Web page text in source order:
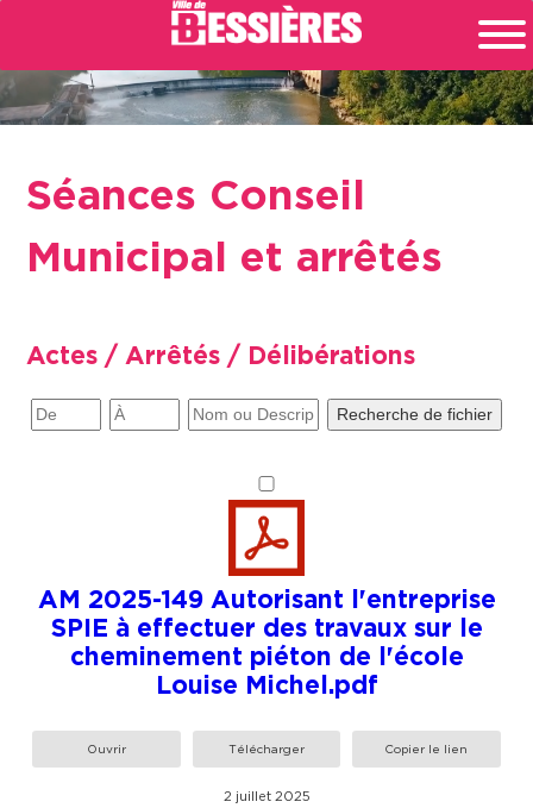
Séances Conseil
Municipal et arrêtés
Actes / Arrêtés / Délibérations
AM 2025-149 Autorisant l'entreprise
SPIE à effectuer des travaux sur le
cheminement piéton de l'école
Louise Michel.pdf
Ouvrir Télécharger Copier le lien
2 juillet 2025